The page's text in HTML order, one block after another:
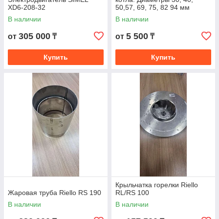
Оформление заявки
Звонок менеджера
XD6-208-32
В наличии
от 305 000 ₸
Купить
50,57, 69, 75, 82 94 мм
В наличии
от 5 500 ₸
Купить
Жаровая труба Riello RS 190
В наличии
Крыльчатка горелки Riello
RL/RS 100
В наличии